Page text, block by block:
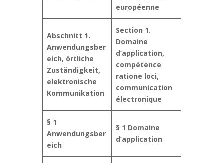
européenne
Abschnitt 1.
Anwendungsber
eich, örtliche
Zuständigkeit,
elektronische
Kommunikation
Section 1.
Domaine
d’application,
compétence
ratione loci,
communication
électronique
§ 1
Anwendungsber
eich
§ 1 Domaine
d’application